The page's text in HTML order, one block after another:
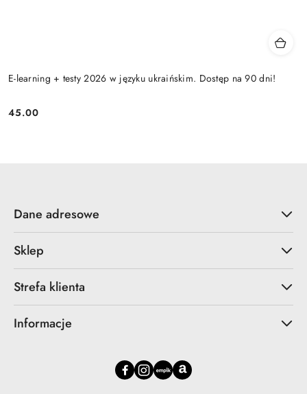
E-learning + testy 2026 w języku ukraińskim. Dostęp na 90 dni!
Cena:
45.00
Dane adresowe
Sklep
Strefa klienta
Informacje